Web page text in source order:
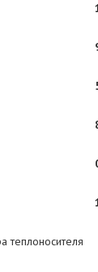
теплоносителя